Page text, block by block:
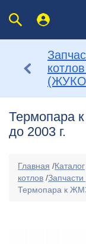
Термопара
до 2003 г.
Главная /Каталог
котлов /
Термопара к